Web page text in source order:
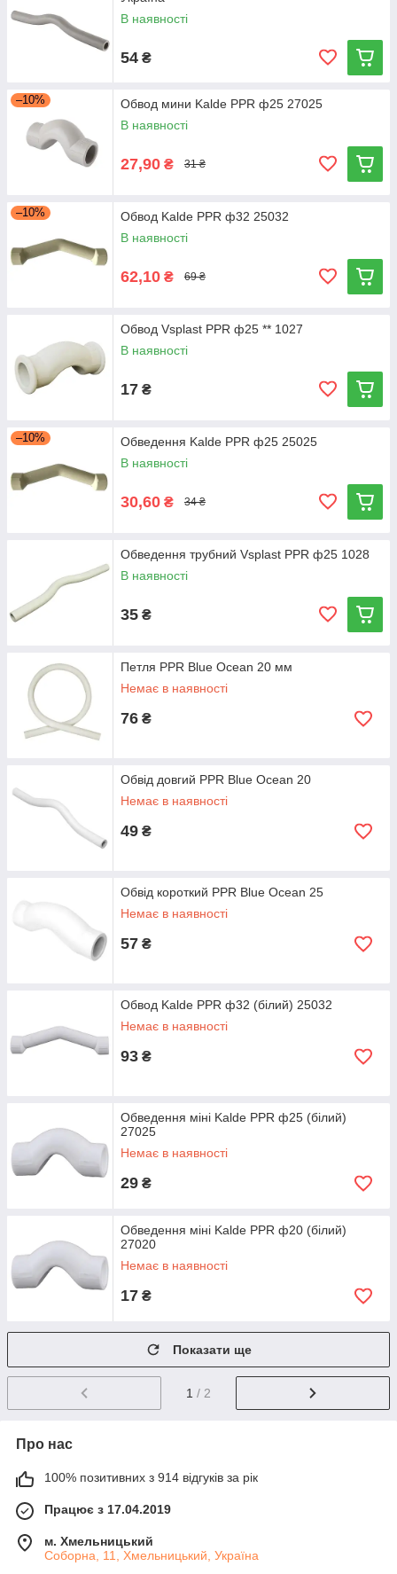
В наявності
54 ₴
–10%
Обвод мини Kalde PPR ф25 27025
В наявності
27,90 ₴ 31 ₴
–10%
Обвод Kalde PPR ф32 25032
В наявності
62,10 ₴ 69 ₴
Обвод Vsplast PPR ф25 ** 1027
В наявності
17 ₴
–10%
Обведення Kalde PPR ф25 25025
В наявності
30,60 ₴ 34 ₴
Обведення трубний Vsplast PPR ф25 1028
В наявності
35 ₴
Петля PPR Blue Ocean 20 мм
Немає в наявності
76 ₴
Обвід довгий PPR Blue Ocean 20
Немає в наявності
49 ₴
Обвід короткий PPR Blue Ocean 25
Немає в наявності
57 ₴
Обвод Kalde PPR ф32 (білий) 25032
Немає в наявності
93 ₴
Обведення міні Kalde PPR ф25 (білий)
27025
Немає в наявності
29 ₴
Обведення міні Kalde PPR ф20 (білий)
27020
Немає в наявності
17 ₴
Показати ще
1 / 2
Про нас
100% позитивних з 914 відгуків за рік
Працює з 17.04.2019
м. Хмельницький
Соборна, 11, Хмельницький, Україна